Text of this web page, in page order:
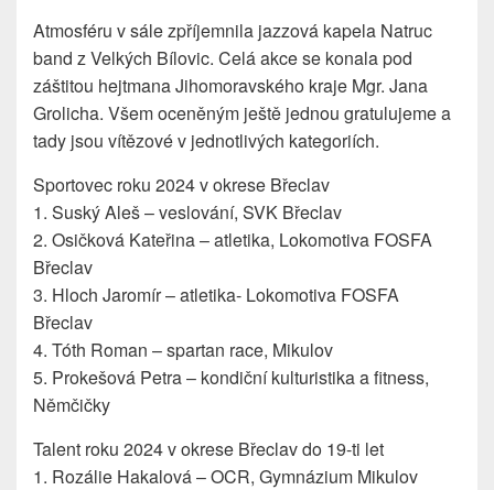
Atmosféru v sále zpříjemnila jazzová kapela Natruc
band z Velkých Bílovic. Celá akce se konala pod
záštitou hejtmana Jihomoravského kraje Mgr. Jana
Grolicha. Všem oceněným ještě jednou gratulujeme a
tady jsou vítězové v jednotlivých kategoriích.
Sportovec roku 2024 v okrese Břeclav
1. Suský Aleš – veslování, SVK Břeclav
2. Osičková Kateřina – atletika, Lokomotiva FOSFA
Břeclav
3. Hloch Jaromír – atletika- Lokomotiva FOSFA
Břeclav
4. Tóth Roman – spartan race, Mikulov
5. Prokešová Petra – kondiční kulturistika a fitness,
Němčičky
Talent roku 2024 v okrese Břeclav do 19-ti let
1. Rozálie Hakalová – OCR, Gymnázium Mikulov